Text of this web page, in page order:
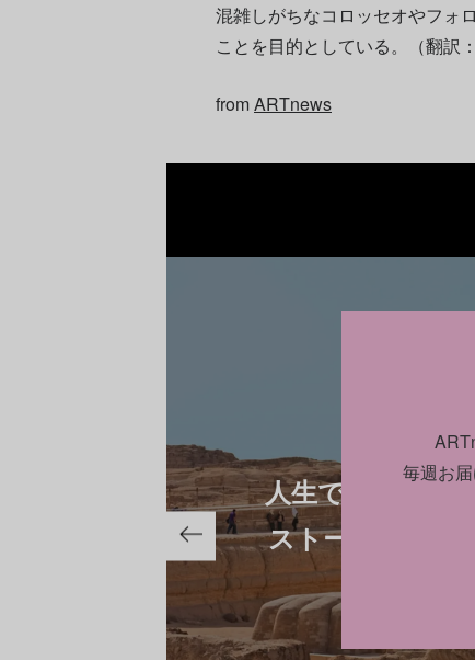
混雑しがちなコロッセオやフォ
ことを目的としている。（翻訳
fromARTnews
人生で一度は訪
ストーンヘンジ
毎週お届